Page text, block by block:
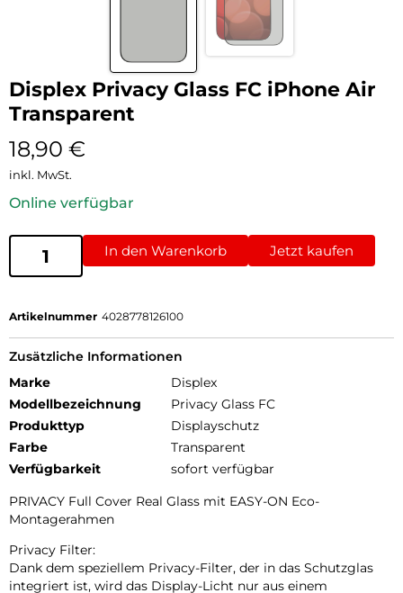
Displex Privacy Glass FC iPhone Air
Transparent
18,90 €
inkl. MwSt.
Online verfügbar
In den Warenkorb Jetzt kaufen
Artikelnummer 4028778126100
Zusätzliche Informationen
Marke
Displex
Modellbezeichnung
Privacy Glass FC
Produkttyp
Displayschutz
Farbe
Transparent
Verfügbarkeit
sofort verfügbar
PRIVACY Full Cover Real Glass mit EASY-ON Eco-
Montagerahmen
Privacy Filter:
Dank dem speziellem Privacy-Filter, der in das Schutzglas
integriert ist, wird das Display-Licht nur aus einem